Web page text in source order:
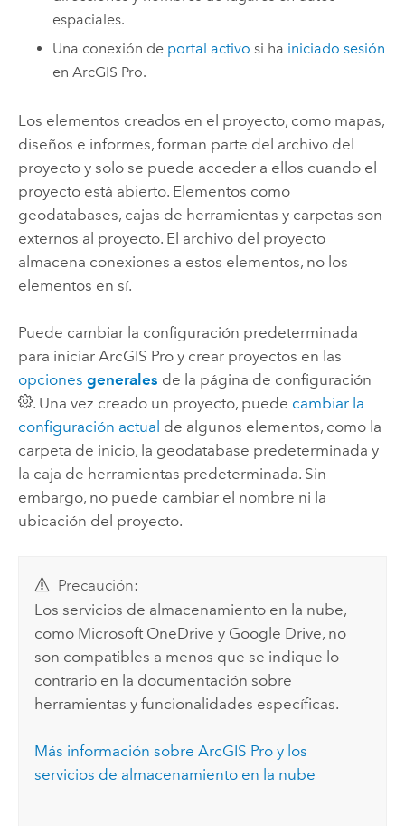
espaciales.
Una conexión de portal activo si ha iniciado sesión
enArcGIS Pro.
Los elementos creados en el proyecto, como mapas,
diseños e informes, forman parte del archivo del
proyecto y solo se puede acceder a ellos cuando el
proyecto está abierto. Elementos como
geodatabases, cajas de herramientas y carpetas son
externos al proyecto. El archivo del proyecto
almacena conexiones a estos elementos, no los
elementos en sí.
Puede cambiar la configuración predeterminada
para iniciar ArcGIS Proy crear proyectos en las
opciones generales de la página de configuración
. Una vez creado un proyecto, puede cambiar la
configuración actual de algunos elementos, como la
carpeta de inicio, la geodatabase predeterminada y
la caja de herramientas predeterminada. Sin
embargo, no puede cambiar el nombre ni la
ubicación del proyecto.
Precaución:
Los servicios de almacenamiento en la nube,
como Microsoft OneDrive y Google Drive, no
son compatibles a menos que se indique lo
contrario en la documentación sobre
herramientas y funcionalidades específicas.
Más información sobreArcGIS Pro y los
servicios de almacenamiento en la nube